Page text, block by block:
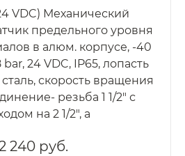
VDC) Механический
предельного уровня
в алюм. корпусе, -40
24 VDC, IP65, лопасть
скорость вращения
резьба 1 1/2" с
на 2 1/2", а
240 руб.